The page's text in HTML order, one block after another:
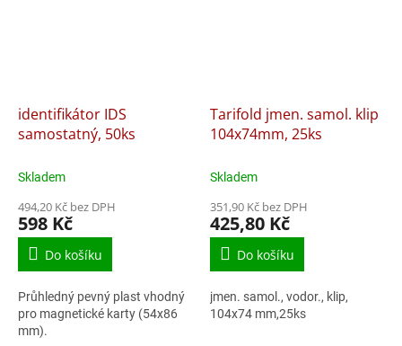
identifikátor IDS
samostatný, 50ks
Skladem
494,20 Kč bez DPH
598 Kč
Do košíku
Průhledný pevný plast vhodný
pro magnetické karty (54x86
mm).
Tarifold jmen. samol. klip
104x74mm, 25ks
Skladem
351,90 Kč bez DPH
425,80 Kč
Do košíku
jmen. samol., vodor., klip,
104x74 mm,25ks